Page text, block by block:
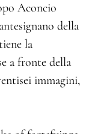
Aconcio
della
la
a fronte della
immagini,